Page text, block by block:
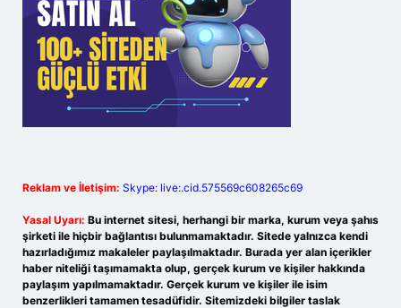
Reklam ve İletişim: Skype: live:.cid.575569c608265c69
Yasal Uyarı: Bu internet sitesi, herhangi bir marka, kurum veya şahıs
şirketi ile hiçbir bağlantısı bulunmamaktadır. Sitede yalnızca kendi
hazırladığımız makaleler paylaşılmaktadır. Burada yer alan içerikler
haber niteliği taşımamakta olup, gerçek kurum ve kişiler hakkında
paylaşım yapılmamaktadır. Gerçek kurum ve kişiler ile isim
benzerlikleri tamamen tesadüfidir. Sitemizdeki bilgiler taslak